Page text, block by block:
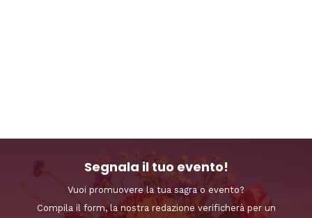
Segnala il tuo evento!
Vuoi promuovere la tua sagra o evento?
Compila il form, la nostra redazione verificherà per un